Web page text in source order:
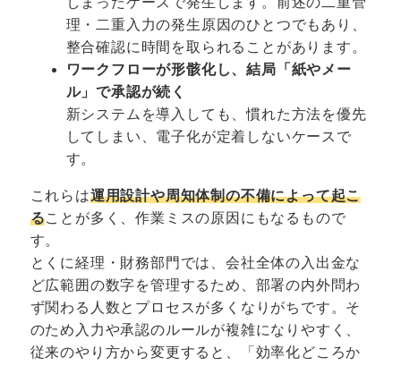
理・二重入力の発生原因のひとつでもあり、
整合確認に時間を取られることがあります。
ワークフローが形骸化し、結局「紙やメー
ル」で承認が続く
新システムを導入しても、慣れた方法を優先
してしまい、電子化が定着しないケースで
す。
これらは運用設計や周知体制の不備によって起こ
ることが多く、作業ミスの原因にもなるもので
す。
とくに経理・財務部門では、会社全体の入出金な
ど広範囲の数字を管理するため、部署の内外問わ
ず関わる人数とプロセスが多くなりがちです。そ
のため入力や承認のルールが複雑になりやすく、
従来のやり方から変更すると、「効率化どころか